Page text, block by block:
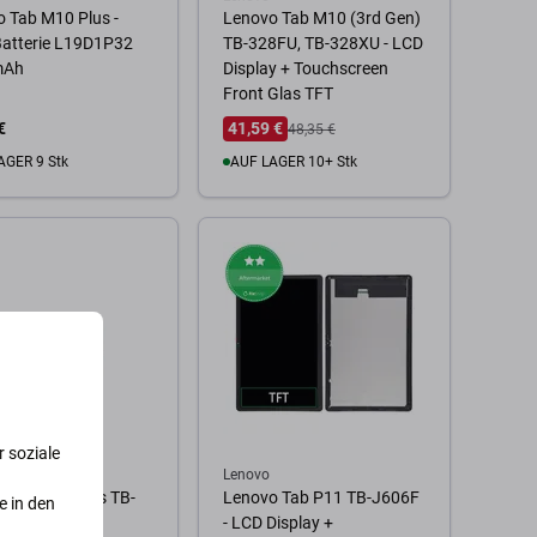
Tab M10 Plus -
L19D1P32
9 Stk
Lenovo Tab M10 (3rd Gen)
TB-328FU, TB-328XU - LCD
Display + Touchscreen
Front Glas TFT
41,59 € 48,35 €
AUF LAGER 10+ Stk
Tab P11 Plus TB-
Lenovo
Lenovo Tab P11 TB-J606F
- LCD Display +
soziale
in den